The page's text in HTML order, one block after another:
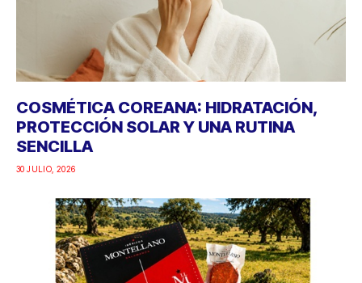
COSMÉTICA COREANA: HIDRATACIÓN,
PROTECCIÓN SOLAR Y UNA RUTINA
SENCILLA
30 JULIO, 2026